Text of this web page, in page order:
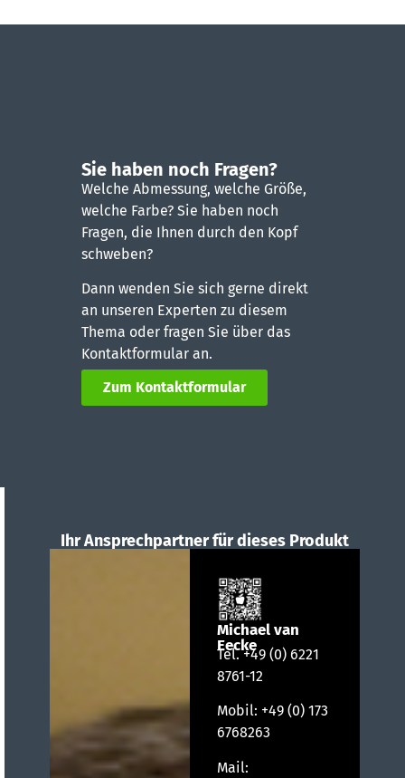
Sie haben noch Fragen?
Welche Abmessung, welche Größe,
welche Farbe? Sie haben noch
Fragen, die Ihnen durch den Kopf
schweben?
Dann wenden Sie sich gerne direkt
an unseren Experten zu diesem
Thema oder fragen Sie über das
Kontaktformular an.
Zum Kontaktformular
Ihr Ansprechpartner für dieses Produkt
Michael van
Eecke
Tel.+49 (0) 6221
8761-12
Mobil: +49 (0) 173
6768263
Mail: